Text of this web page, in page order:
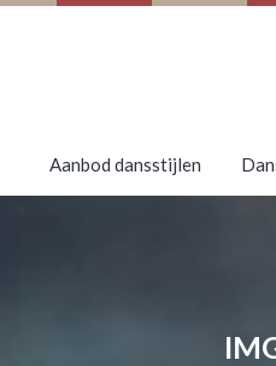
Aanbod dansstijlen